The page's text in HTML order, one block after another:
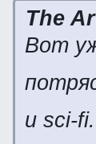
The
Вот
и sci-